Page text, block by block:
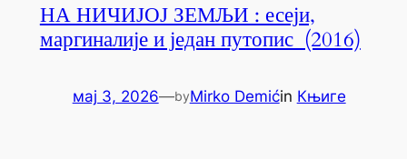
НА НИЧИЈОЈ ЗЕМЉИ : есеји,
маргиналије и један путопис (2016)
мај 3, 2026—byMirko Demićin Књиге